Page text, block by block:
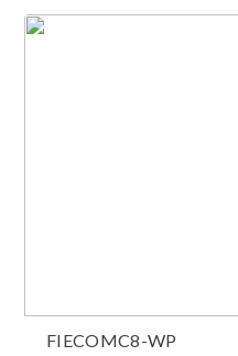
FIECOMC8-WP